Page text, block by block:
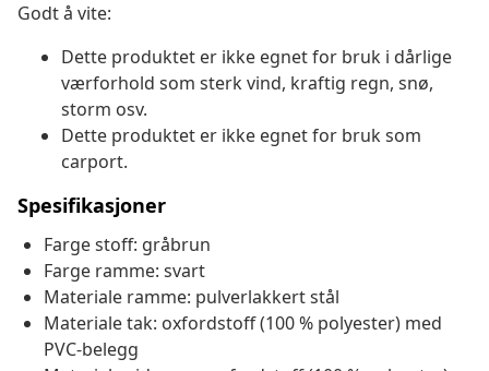
Godt å vite:
Dette produktet er ikke egnet for bruk i dårlige
værforhold som sterk vind, kraftig regn, snø,
storm osv.
Dette produktet er ikke egnet for bruk som
carport.
Spesifikasjoner
Farge stoff: gråbrun
Farge ramme: svart
Materiale ramme: pulverlakkert stål
Materiale tak: oxfordstoff (100 % polyester) med
PVC-belegg